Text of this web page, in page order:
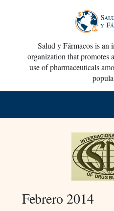
Salud y Fármacos is an
organization that promotes
use of pharmaceuticals
Febrero 2014